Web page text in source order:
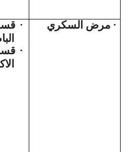
·مرض السكري ·
·